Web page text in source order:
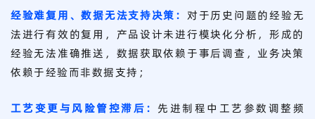
经验难复用、数据无法支持决策： 对于历史问题的经验无
法进行有效的复用，产品设计未进行模块化分析，形成的
经验无法准确推送，数据获取依赖于事后调查，业务决策
依赖于经验而非数据支持；
工艺变更与风险管控滞后： 先进制程中工艺参数调整频